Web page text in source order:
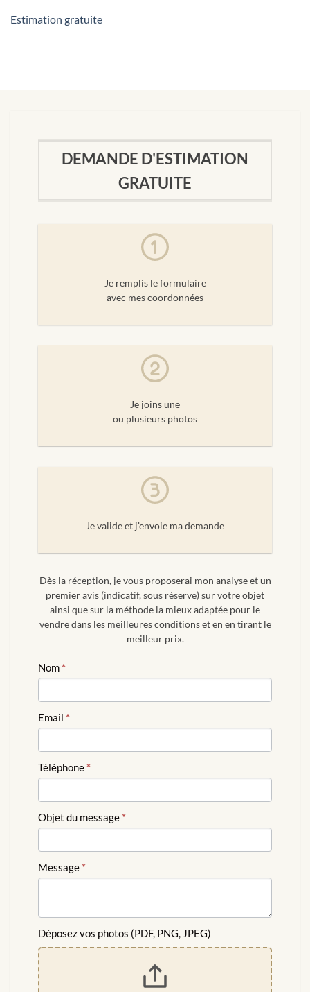
Estimation gratuite
DEMANDE D'ESTIMATION
GRATUITE
Je remplis le formulaire
avec mes coordonnées
Je joins une
ou plusieurs photos
Je valide et j'envoie ma demande
Dès la réception, je vous proposerai mon analyse et un
premier avis (indicatif, sous réserve) sur votre objet
ainsi que sur la méthode la mieux adaptée pour le
vendre dans les meilleures conditions et en en tirant le
meilleur prix.
ESTIMATION
GRATUITE
Nom*
Email *
Téléphone*
Objet du message*
Message*
Déposez vos photos (PDF, PNG, JPEG)